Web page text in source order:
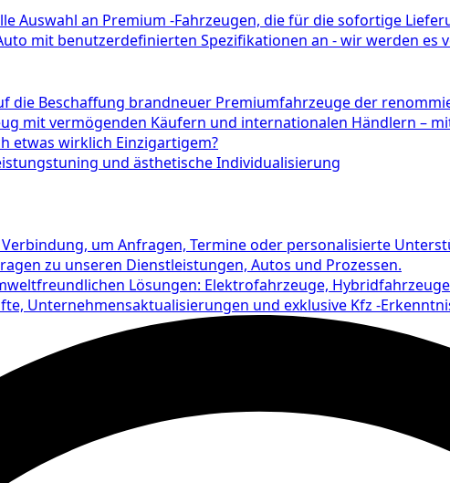
Auswahl an Premium -Fahrzeugen, die für die sofortige
mit benutzerdefinierten Spezifikationen an - wir werden es
die Beschaffung brandneuer Premiumfahrzeuge der
mit vermögenden Käufern und internationalen Händlern –
etwas wirklich Einzigartigem?
und ästhetische Individualisierung
um Anfragen, Termine oder personalisierte
zu unseren Dienstleistungen, Autos und Prozessen.
Lösungen: Elektrofahrzeuge,
Unternehmensaktualisierungen und exklusive Kfz -